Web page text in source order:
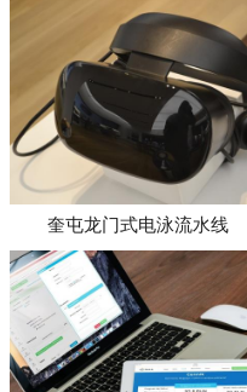
奎屯龙门式电泳流水线